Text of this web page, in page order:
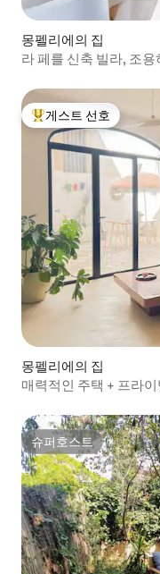
몽펠리에의 집
라 페를 신축 빌라, 조
상위 게스트 선호
게스트 선호
몽펠리에의 집
매력적인 주택 + 프라
슈퍼호스트
슈퍼호스트